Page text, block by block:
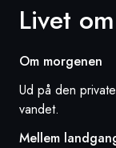
Livet
Om morgenen
Ud på den
vandet.
Mellem